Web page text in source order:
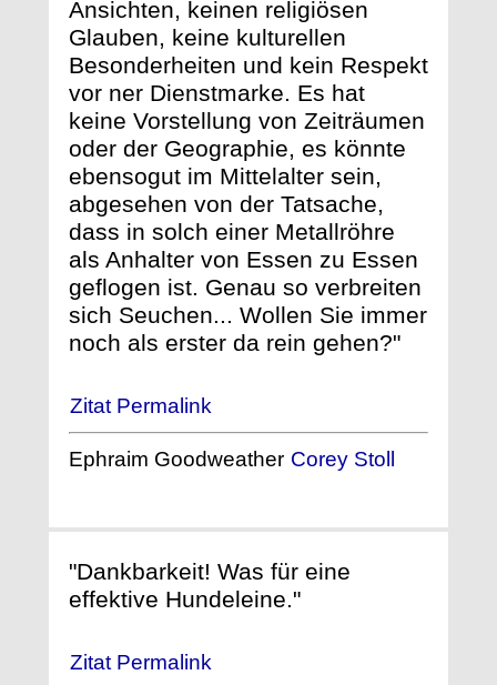
Ansichten, keinen religiösen
Glauben, keine kulturellen
Besonderheiten und kein Respekt
vor ner Dienstmarke. Es hat
keine Vorstellung von Zeiträumen
oder der Geographie, es könnte
ebensogut im Mittelalter sein,
abgesehen von der Tatsache,
dass in solch einer Metallröhre
als Anhalter von Essen zu Essen
geflogen ist. Genau so verbreiten
sich Seuchen... Wollen Sie immer
noch als erster da rein gehen?"
Zitat Permalink
Ephraim Goodweather Corey Stoll
"Dankbarkeit! Was für eine
effektive Hundeleine."
Zitat Permalink